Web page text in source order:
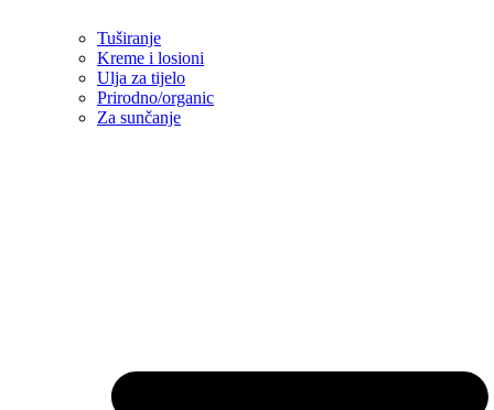
Tuširanje
Kreme i losioni
Ulja za tijelo
Prirodno/organic
Za sunčanje